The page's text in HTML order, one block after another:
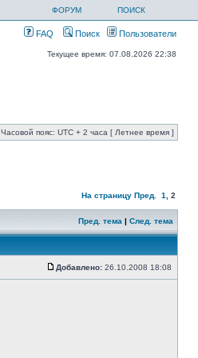
ФОРУМ ПОИСК
FAQ Поиск Пользователи
Текущее время: 07.08.2026 22:38
Часовой пояс: UTC + 2 часа [ Летнее время ]
На страницу Пред. 1 2
Пред. тема | След. тема
Добавлено: 26.10.2008 18:08